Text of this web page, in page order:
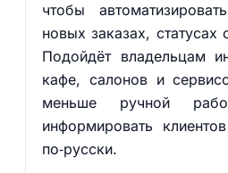
чтобы
новых заказах, статусах
Подойдёт владельцам
кафе, салонов и
меньше ручной
информировать
по‑русски.